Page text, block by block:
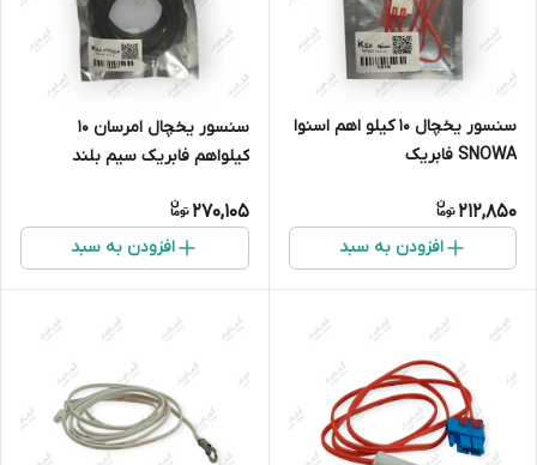
سنسور یخچال 10 کیلو اهم اسنوا
SNOWA فابریک
212,850
افزودن به سبد
سنسور یخچال امرسان ۱۰
کیلواهم فابریک سیم بلند
270,105
افزودن به سبد